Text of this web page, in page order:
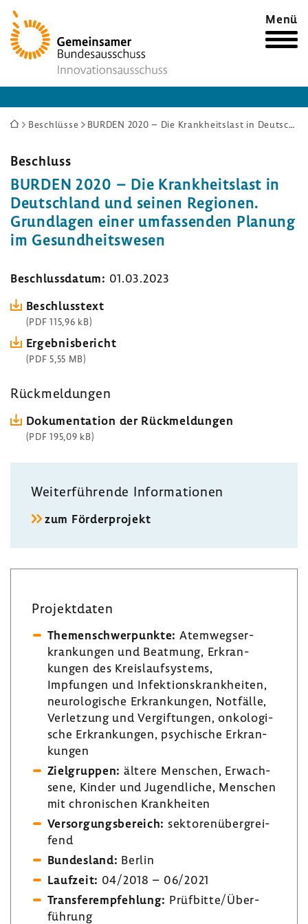
Zur
Startseite
Menü
Sie
hier:
Beschlüsse BURDEN 2020 – Die Krankheitslast in Deutschland und seinen Regionen. Grundlagen einer umfassenden Planung im Gesundheitswesen
Beschluss
BURDEN 2020 – Die Krank­heits­last in
Deutsch­land und seinen Regionen.
Grund­lagen einer umfas­senden Planung
im Gesund­heits­wesen
Beschluss­datum: 01.03.2023
Beschluss­text
(PDF 115,96 kB)
Ergeb­nis­be­richt
(PDF 5,55 MB)
Rück­mel­dungen
Doku­men­ta­tion der Rück­mel­dungen
(PDF 195,09 kB)
Weiter­füh­rende Infor­ma­tionen
zum Förder­pro­jekt
Projekt­daten
Themen­schwer­punkte: Atem­wegs­er­
kran­kungen und Beatmung, Erkran­
kungen des Kreis­lauf­sys­tems,
Impfungen und Infek­ti­ons­krank­heiten,
neuro­lo­gi­sche Erkran­kungen, Notfälle,
Verlet­zung und Vergif­tungen, onko­lo­gi­
sche Erkran­kungen, psychi­sche Erkran­
kungen
Ziel­gruppen: ältere Menschen, Erwach­
sene, Kinder und Jugend­liche, Menschen
mit chro­ni­schen Krank­heiten
Versor­gungs­be­reich: sekto­ren­über­grei­
fend
Bundes­land: Berlin
Lauf­zeit: 04/2018 – 06/2021
Trans­fer­emp­feh­lung: Prüf­bitte/Über­
füh­rung